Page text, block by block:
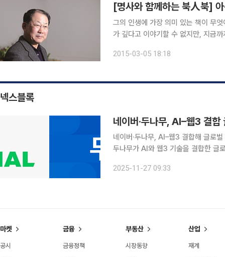
[명사와 함께하는 북人북]
그의 인생에 가장 의미 있는 책이 무
가 깊다고 이야기할 수 없지만, 지금
박병원 회장은 평소 지인들에게 책을
2015-03-05 18:18
넥스블록
네이버·두나무, AI–웹3 결
네이버·두나무, AI–웹3 결합해 글로벌 시장 선점 나선다 네이버
두나무가 AI와 웹3 기술을 결합한 글
2025-11-27 09:33
마켓
공시
금융
금융정책
부동산
시장동향
산업
재계